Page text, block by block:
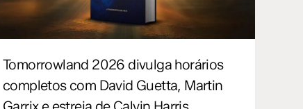
Tomorrowland 2026 divulga horários
completos com David Guetta, Martin